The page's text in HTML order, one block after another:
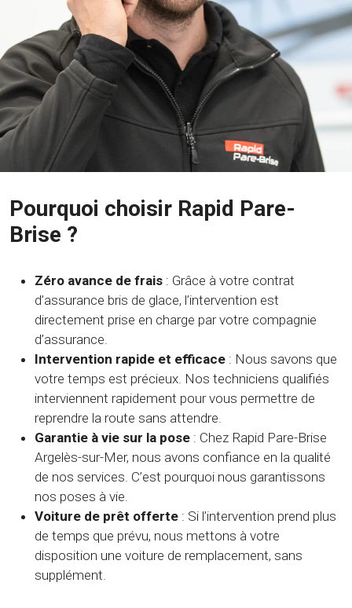
Pourquoi choisir Rapid Pare-
Brise ?
Zéro avance de frais : Grâce à votre contrat
d’assurance bris de glace, l’intervention est
directement prise en charge par votre compagnie
d’assurance.
Intervention rapide et efficace : Nous savons que
votre temps est précieux. Nos techniciens qualifiés
interviennent rapidement pour vous permettre de
reprendre la route sans attendre.
Garantie à vie sur la pose : Chez Rapid Pare-Brise
Argelès-sur-Mer, nous avons confiance en la qualité
de nos services. C’est pourquoi nous garantissons
nos poses à vie.
Voiture de prêt offerte : Si l’intervention prend plus
de temps que prévu, nous mettons à votre
disposition une voiture de remplacement, sans
supplément.